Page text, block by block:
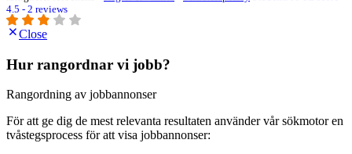
4.5 - 2 reviews
Close
Hur rangordnar vi jobb?
Rangordning av jobbannonser
För att ge dig de mest relevanta resultaten använder vår sökmotor en
tvåstegsprocess för att visa jobbannonser: